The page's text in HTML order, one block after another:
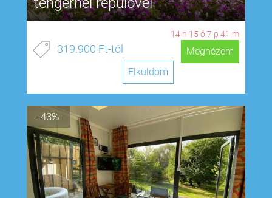
14 n 15 ó7 p 40 m
319.900 Ft-tól
Megnézem
Elküldöm
-43%